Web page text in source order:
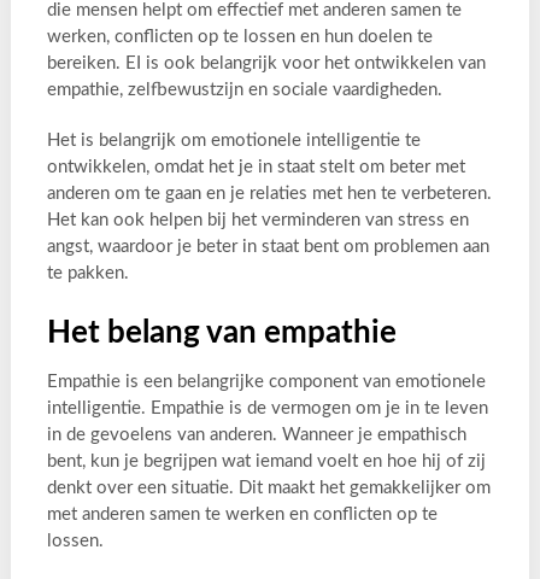
die mensen helpt om effectief met anderen samen te
werken, conflicten op te lossen en hun doelen te
bereiken. EI is ook belangrijk voor het ontwikkelen van
empathie, zelfbewustzijn en sociale vaardigheden.
Het is belangrijk om emotionele intelligentie te
ontwikkelen, omdat het je in staat stelt om beter met
anderen om te gaan en je relaties met hen te verbeteren.
Het kan ook helpen bij het verminderen van stress en
angst, waardoor je beter in staat bent om problemen aan
te pakken.
Het belang van empathie
Empathie is een belangrijke component van emotionele
intelligentie. Empathie is de vermogen om je in te leven
in de gevoelens van anderen. Wanneer je empathisch
bent, kun je begrijpen wat iemand voelt en hoe hij of zij
denkt over een situatie. Dit maakt het gemakkelijker om
met anderen samen te werken en conflicten op te
lossen.